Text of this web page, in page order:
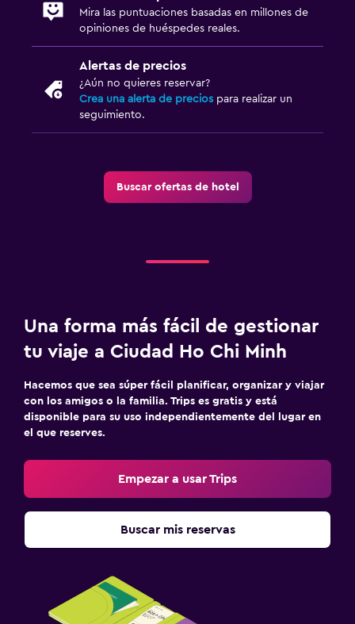
Mira las puntuaciones basadas en millones de
opiniones de huéspedes reales.
Alertas de precios
¿Aún no quieres reservar?
Crea una alerta de precios para realizar un
seguimiento.
Buscar ofertas de hotel
Una forma más fácil de gestionar
tu viaje a Ciudad Ho Chi Minh
Hacemos que sea súper fácil planificar, organizar y viajar
con los amigos o la familia. Trips es gratis y está
disponible para su uso independientemente del lugar en
el que reserves.
Empezar a usar Trips
Buscar mis reservas